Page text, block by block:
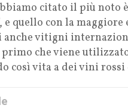
citato il più noto
e quello con la
vitigni
che viene
così vita a dei vini